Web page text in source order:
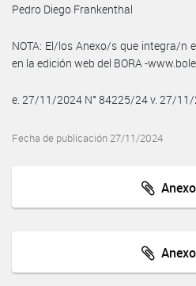
Pedro Diego Frankenthal
NOTA: El/los Anexo/s que integra/n
en la edición web del BORA -
e. 27/11/2024 N° 84225/24 v. 27/
Fecha de publicación 27/11/2024
Anexo